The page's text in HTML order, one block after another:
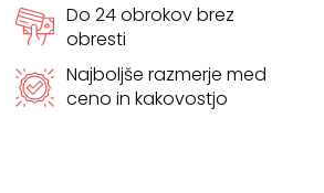
Do 24 obrokov brez
obresti
Najboljše razmerje med
ceno in kakovostjo